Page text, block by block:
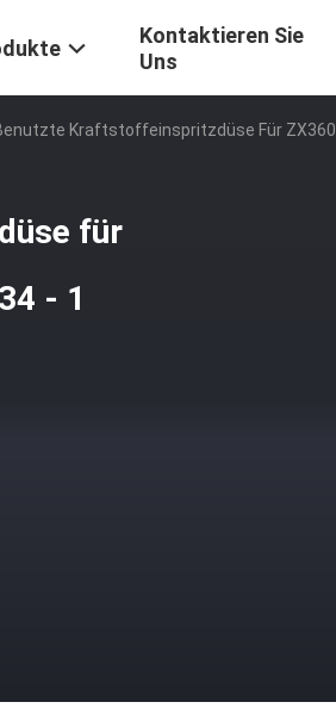
Kontaktieren Sie
Uns
Kraftstoffeinspritzdüse Für ZX360
für
- 1